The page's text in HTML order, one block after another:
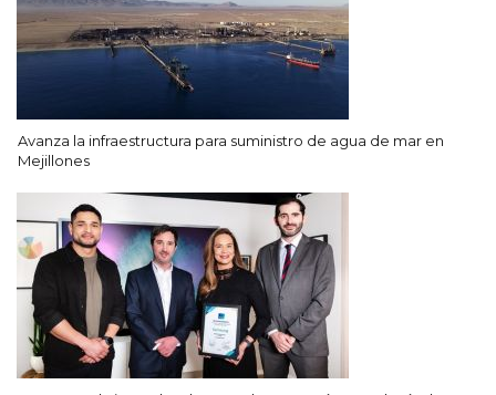
Avanza la infraestructura para suministro de agua de mar en
Mejillones